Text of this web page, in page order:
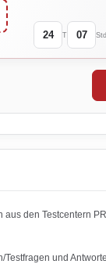
24 T 07 Std
den Testcentern
und